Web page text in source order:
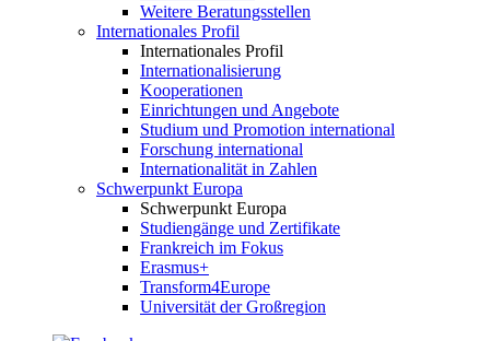
Weitere Beratungsstellen
Internationales Profil
Internationales Profil
Internationalisierung
Kooperationen
Einrichtungen und Angebote
Studium und Promotion international
Forschung international
Internationalität in Zahlen
Schwerpunkt Europa
Schwerpunkt Europa
Studiengänge und Zertifikate
Frankreich im Fokus
Erasmus+
Transform4Europe
Universität der Großregion